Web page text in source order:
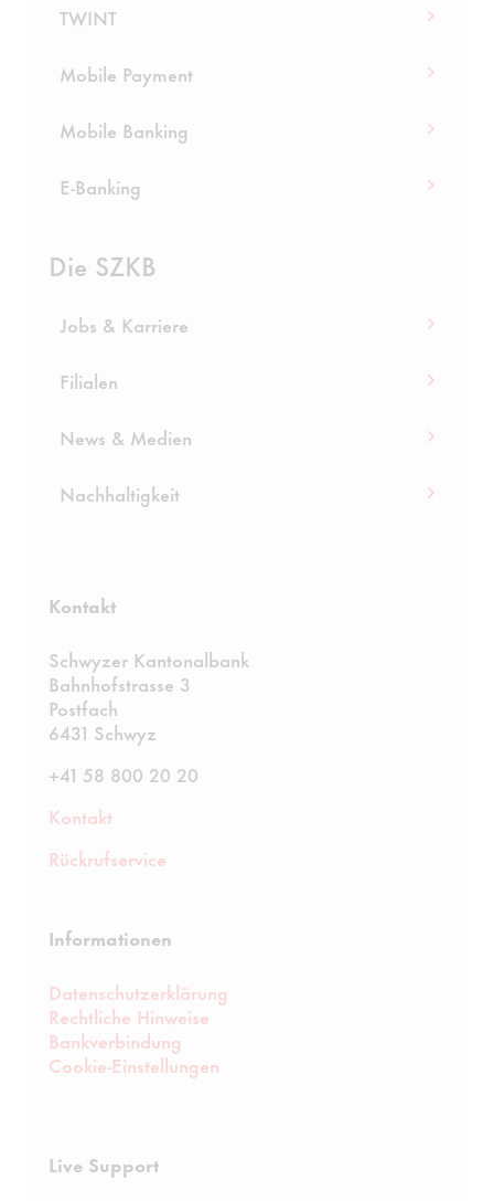
TWINT
Mobile Payment
Mobile Banking
E-Banking
Die SZKB
Jobs & Karriere
Filialen
News & Medien
Nachhaltigkeit
Kontakt
Schwyzer Kantonalbank
Bahnhofstrasse 3
Postfach
6431 Schwyz
+41 58 800 20 20
Kontakt
Rückrufservice
Informationen
Datenschutzerklärung
Rechtliche Hinweise
Bankverbindung
Cookie-Einstellungen
Live Support